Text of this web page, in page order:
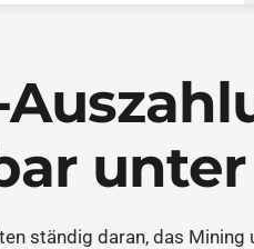
ständig daran, das